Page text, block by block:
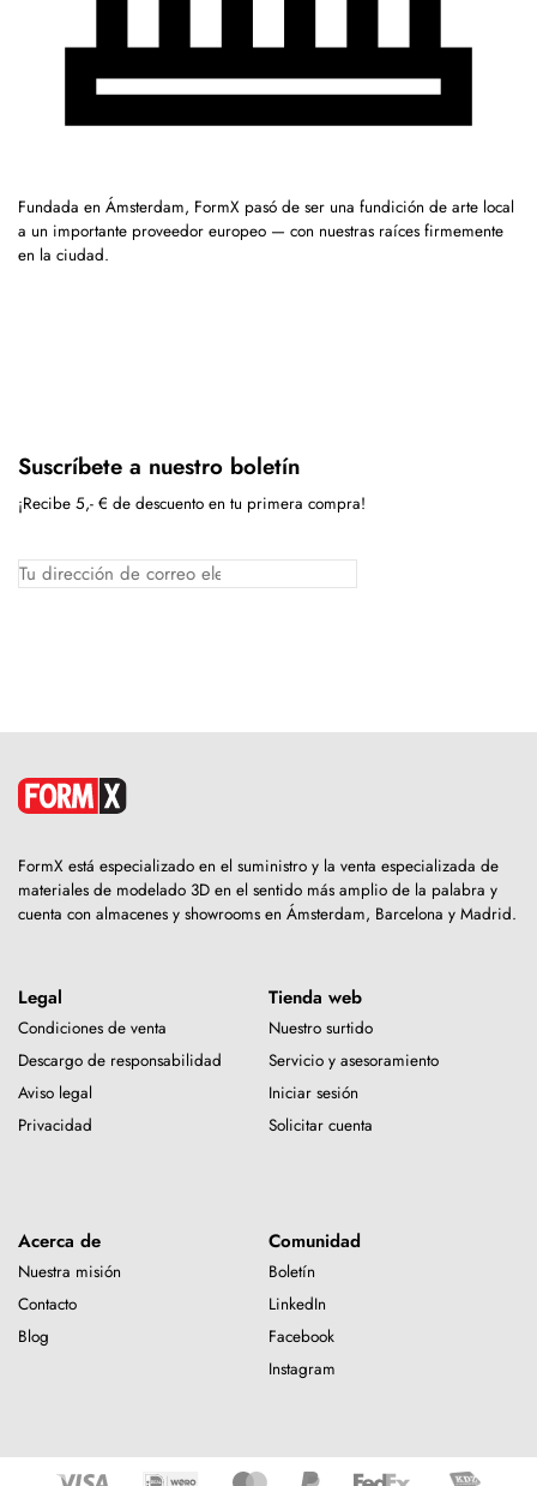
Fundada en Ámsterdam, FormX pasó de ser una fundición de arte local
a un importante proveedor europeo — con nuestras raíces firmemente
en la ciudad.
Suscríbete a nuestro boletín
¡Recibe 5,- € de descuento en tu primera compra!
FormX está especializado en el suministro y la venta especializada de
materiales de modelado 3D en el sentido más amplio de la palabra y
cuenta con almacenes y showrooms en Ámsterdam, Barcelona y Madrid.
Legal
Condiciones de venta
Descargo de responsabilidad
Aviso legal
Privacidad
Tienda web
Nuestro surtido
Servicio y asesoramiento
Iniciar sesión
Solicitar cuenta
Acerca de
Nuestra misión
Contacto
Blog
Comunidad
Boletín
LinkedIn
Facebook
Instagram